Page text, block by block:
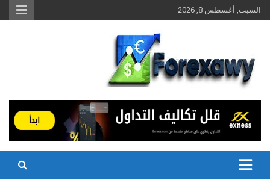
Skip
to
السبت, أغسطس 8, 2026